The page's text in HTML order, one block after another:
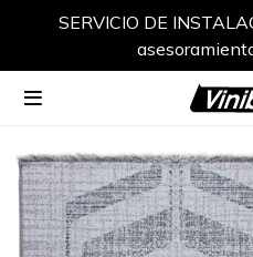
SERVICIO DE
